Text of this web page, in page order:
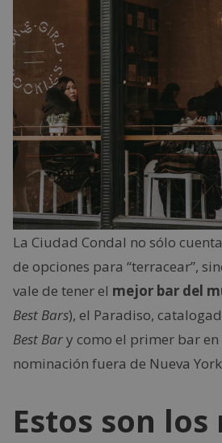
La Ciudad Condal no sólo
de opciones para “terracear”,
vale de tener el mejor bar del
Best Bars), el Paradiso,
Best Bary como el primer bar
nominación fuera de Nueva
Estos son